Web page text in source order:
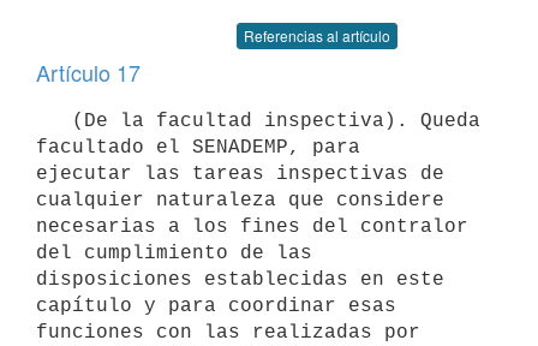
Referencias al artículo
Artículo 17
facultado el SENADEMP, para
ejecutar las tareas inspectivas de
cualquier naturaleza que considere
necesarias a los fines del contralor
del cumplimiento de las
disposiciones establecidas en este
capítulo y para coordinar esas
funciones con las realizadas por